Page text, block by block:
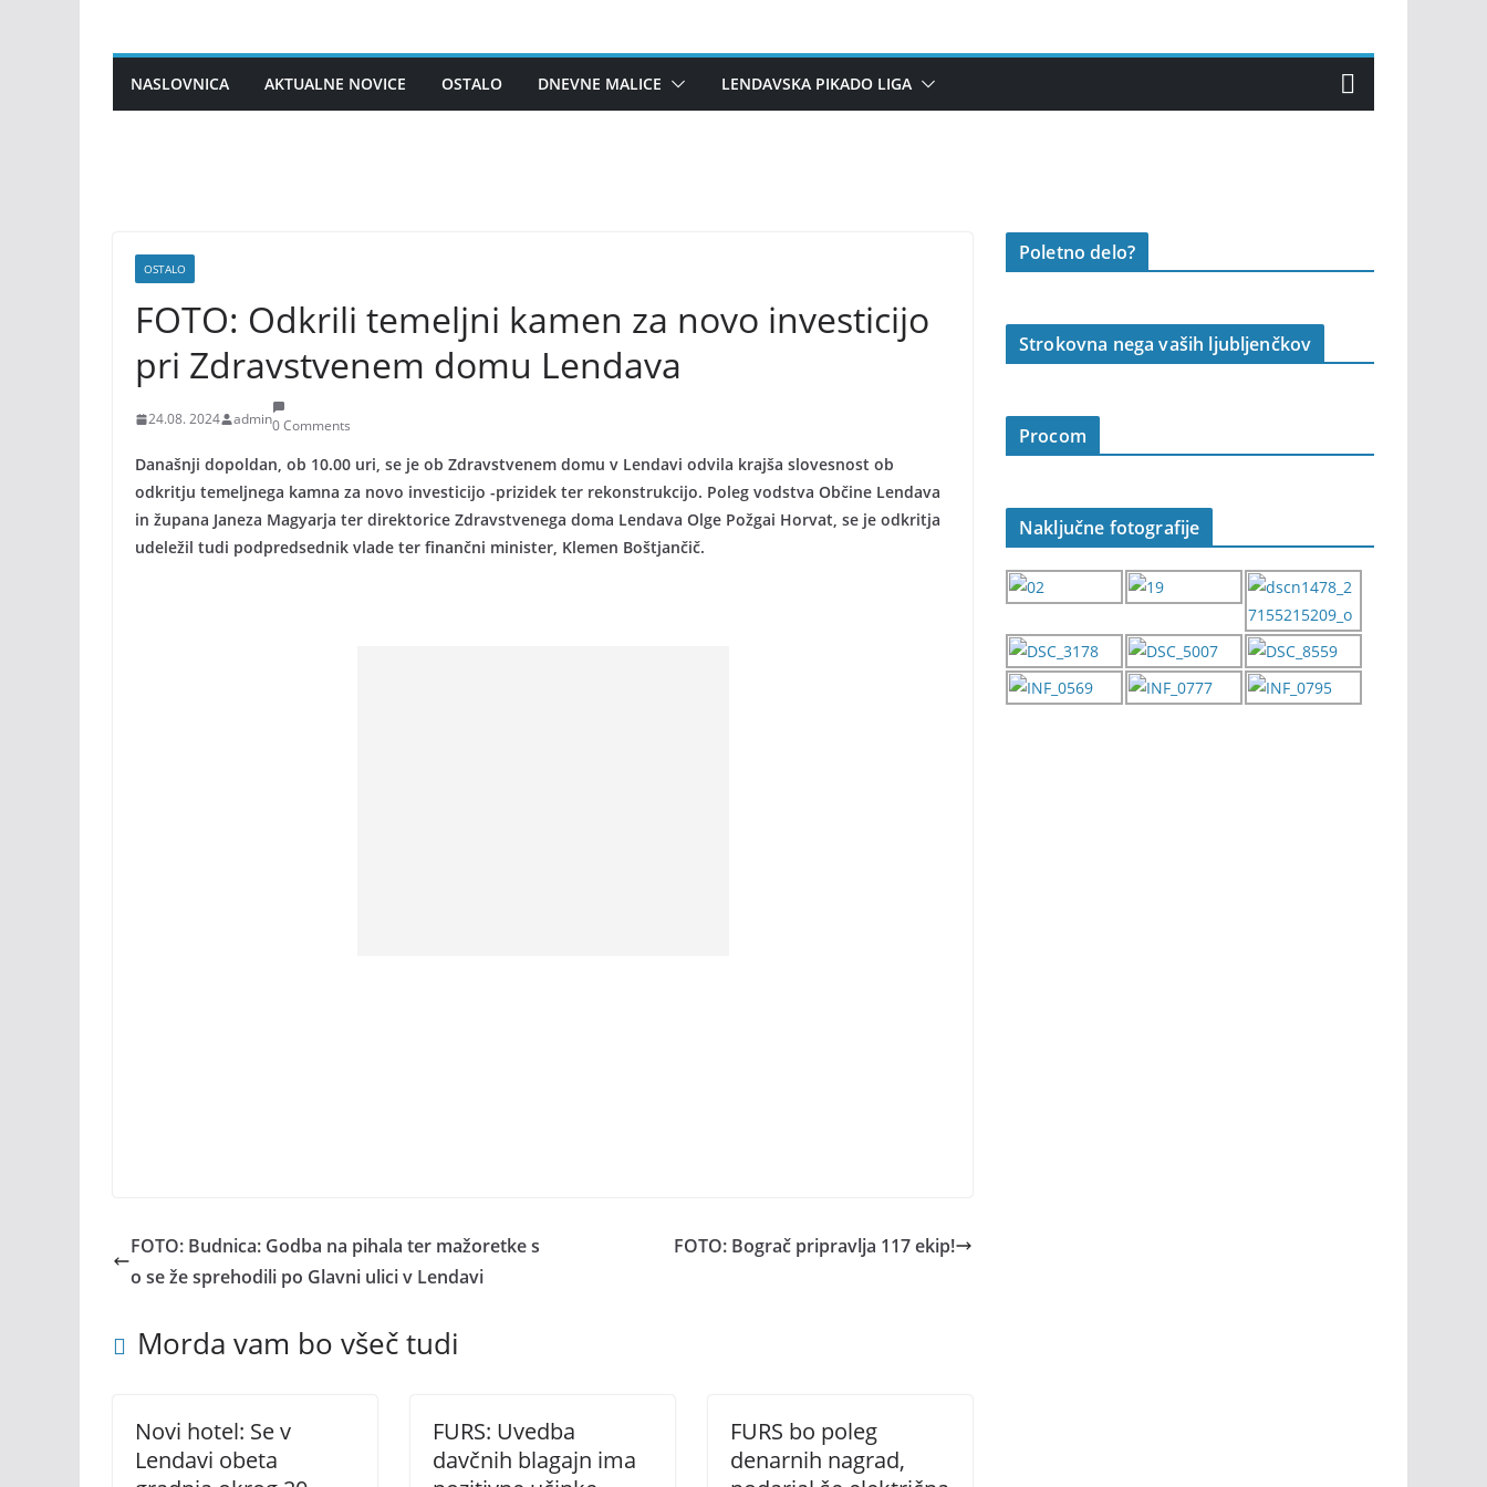
contentNASLOVNICA AKTUALNE NOVICE OSTALO DNEVNE MALICE LENDAVSKA PIKADO LIGA
OSTALO
FOTO: Odkrili temeljni kamen za novo investicijo
pri Zdravstvenem domu Lendava
24.08. 2024 admin0 Comments
Današnji dopoldan, ob 10.00 uri, se je ob Zdravstvenem domu v Lendavi odvila krajša slovesnost ob
odkritju temeljnega kamna za novo investicijo -prizidek ter rekonstrukcijo. Poleg vodstva Občine Lendava
in župana Janeza Magyarja ter direktorice Zdravstvenega doma Lendava Olge Požgai Horvat, se je odkritja
udeležil tudi podpredsednik vlade ter finančni minister, Klemen Boštjančič.
FOTO: Budnica: Godba na pihala ter mažoretke s
o se že sprehodili po Glavni ulici v Lendavi
FOTO: Bograč pripravlja 117 ekip!
Morda vam bo všeč tudi
Novi hotel: Se v
Lendavi obeta
FURS: Uvedba
davčnih blagajn ima
FURS bo poleg
denarnih nagrad,
Poletno delo?
Strokovna nega vaših ljubljenčkov
Procom
Naključne fotografije